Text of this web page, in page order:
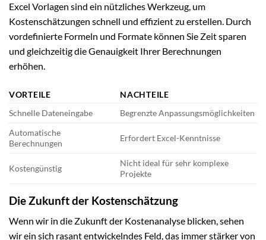
Excel Vorlagen sind ein nützliches Werkzeug, um
Kostenschätzungen schnell und effizient zu erstellen. Durch
vordefinierte Formeln und Formate können Sie Zeit sparen
und gleichzeitig die Genauigkeit Ihrer Berechnungen
erhöhen.
VORTEILE
NACHTEILE
Schnelle Dateneingabe
Begrenzte Anpassungsmöglichkeiten
Automatische
Berechnungen
Erfordert Excel-Kenntnisse
Kostengünstig
Nicht ideal für sehr komplexe
Projekte
Die Zukunft der Kostenschätzung
Wenn wir in die Zukunft der Kostenanalyse blicken, sehen
wir ein sich rasant entwickelndes Feld, das immer stärker von